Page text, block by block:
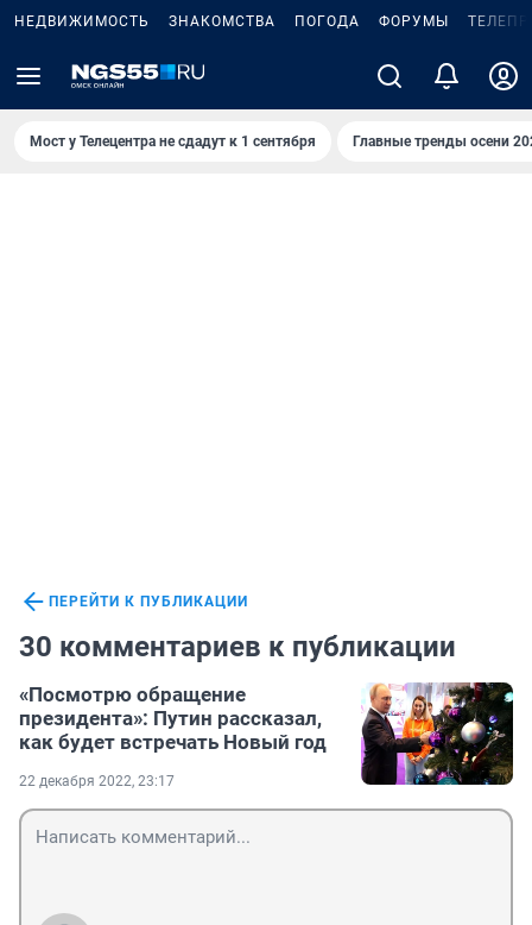
НЕДВИЖИМОСТЬ ЗНАКОМСТВА ПОГОДА ФОРУМЫ
Мост у Телецентра не сдадут к 1 сентября Главные тренды осени
ПЕРЕЙТИ К ПУБЛИКАЦИИ
30 комментариев к публикации
«Посмотрю обращение
президента»: Путин рассказал,
как будет встречать Новый год
22 декабря 2022, 23:17